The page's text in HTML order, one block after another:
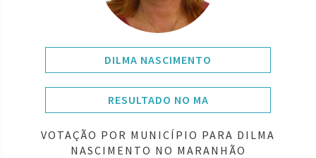
DILMA NASCIMENTO
RESULTADO NO MA
VOTAÇÃO POR MUNICÍPIO PARA DILMA
NASCIMENTO NO MARANHÃO